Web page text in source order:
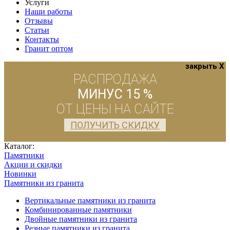
Услуги
Наши работы
Отзывы
Статьи
Контакты
Гранит оптом
закрыть X
РАСПРОДАЖА
МИНУС 15 %
ОТ ЦЕНЫ НА САЙТЕ
ПОЛУЧИТЬ СКИДКУ
Каталог:
Памятники
Акции и скидки
Новинки
Памятники из гранита
Вертикальные памятники из гранита
Комбинированные памятники
Двойные памятники из гранита
Резные памятники из гранита